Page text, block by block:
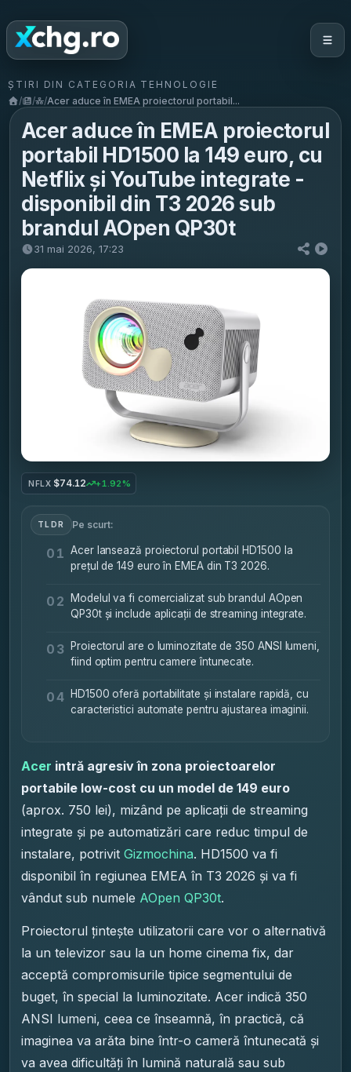
ȘTIRI DIN CATEGORIA TEHNOLOGIE
/
/ /Acer aduce în EMEA proiectorul portabil...
Acer aduce în EMEA proiectorul
portabil HD1500 la 149 euro, cu
Netflix și YouTube integrate -
disponibil din T3 2026 sub
brandul AOpen QP30t
31 mai 2026, 17:23
NFLX $74.12 +1.92%
TLDR Pe scurt:
01 Acer lansează proiectorul portabil HD1500 la
prețul de 149 euro în EMEA din T3 2026.
02
Modelul va fi comercializat sub brandul AOpen
QP30t și include aplicații de streaming integrate.
03
Proiectorul are o luminozitate de 350 ANSI lumeni,
fiind optim pentru camere întunecate.
04
HD1500 oferă portabilitate și instalare rapidă, cu
caracteristici automate pentru ajustarea imaginii.
Acer intră agresiv în zona proiectoarelor
portabile low-cost cu un model de 149 euro
(aprox. 750 lei), mizând pe aplicații de streaming
integrate și pe automatizări care reduc timpul de
instalare, potrivit Gizmochina. HD1500 va fi
disponibil în regiunea EMEA în T3 2026 și va fi
vândut sub numele AOpen QP30t.
Proiectorul țintește utilizatorii care vor o alternativă
la un televizor sau la un home cinema fix, dar
acceptă compromisurile tipice segmentului de
buget, în special la luminozitate. Acer indică 350
ANSI lumeni, ceea ce înseamnă, în practică, că
imaginea va arăta bine într-o cameră întunecată și
va avea dificultăți în lumină naturală sau sub